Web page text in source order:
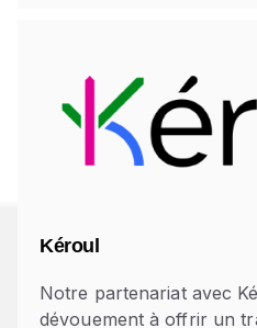
Kéroul
Notre partenariat avec
dévouement à offrir un